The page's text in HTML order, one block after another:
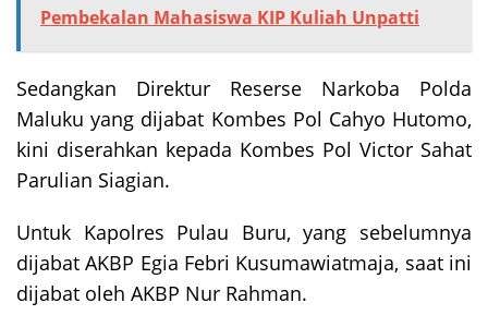
Pembekalan Mahasiswa KIP Kuliah Unpatti
Sedangkan Direktur Reserse Narkoba Polda
Maluku yang dijabat Kombes Pol Cahyo Hutomo,
kini diserahkan kepada Kombes Pol Victor Sahat
Parulian Siagian.
Untuk Kapolres Pulau Buru, yang sebelumnya
dijabat AKBP Egia Febri Kusumawiatmaja, saat ini
dijabat oleh AKBP Nur Rahman.